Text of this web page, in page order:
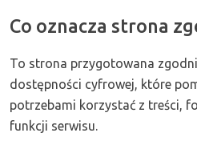
Co oznacza strona
To strona przygotowana
dostępności cyfrowej, które
potrzebami korzystać z treści,
funkcji serwisu.